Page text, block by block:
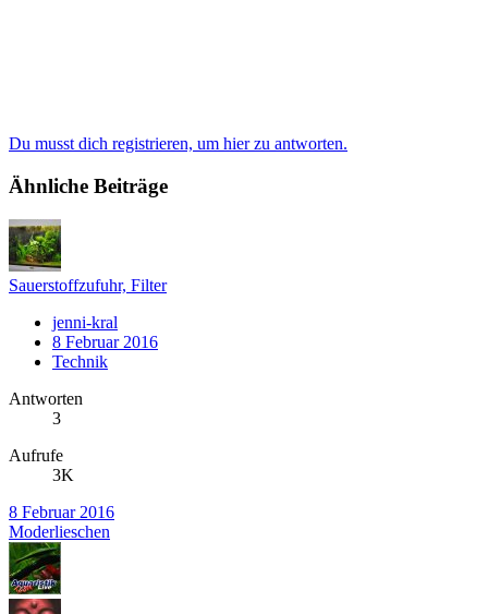
Du musst dich registrieren, um hier zu antworten.
Ähnliche Beiträge
Sauerstoffzufuhr, Filter
jenni-kral
8 Februar 2016
Technik
Antworten
3
Aufrufe
3K
8 Februar 2016
Moderlieschen